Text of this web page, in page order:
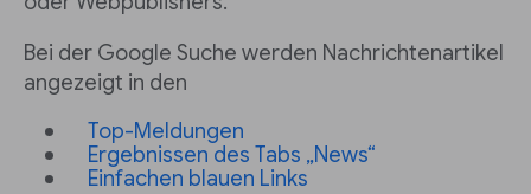
Bei der Google Suche werden Nachrichtenartikel
angezeigt in den
Top-Meldungen
Ergebnissen des Tabs „News“
Einfachen blauen Links